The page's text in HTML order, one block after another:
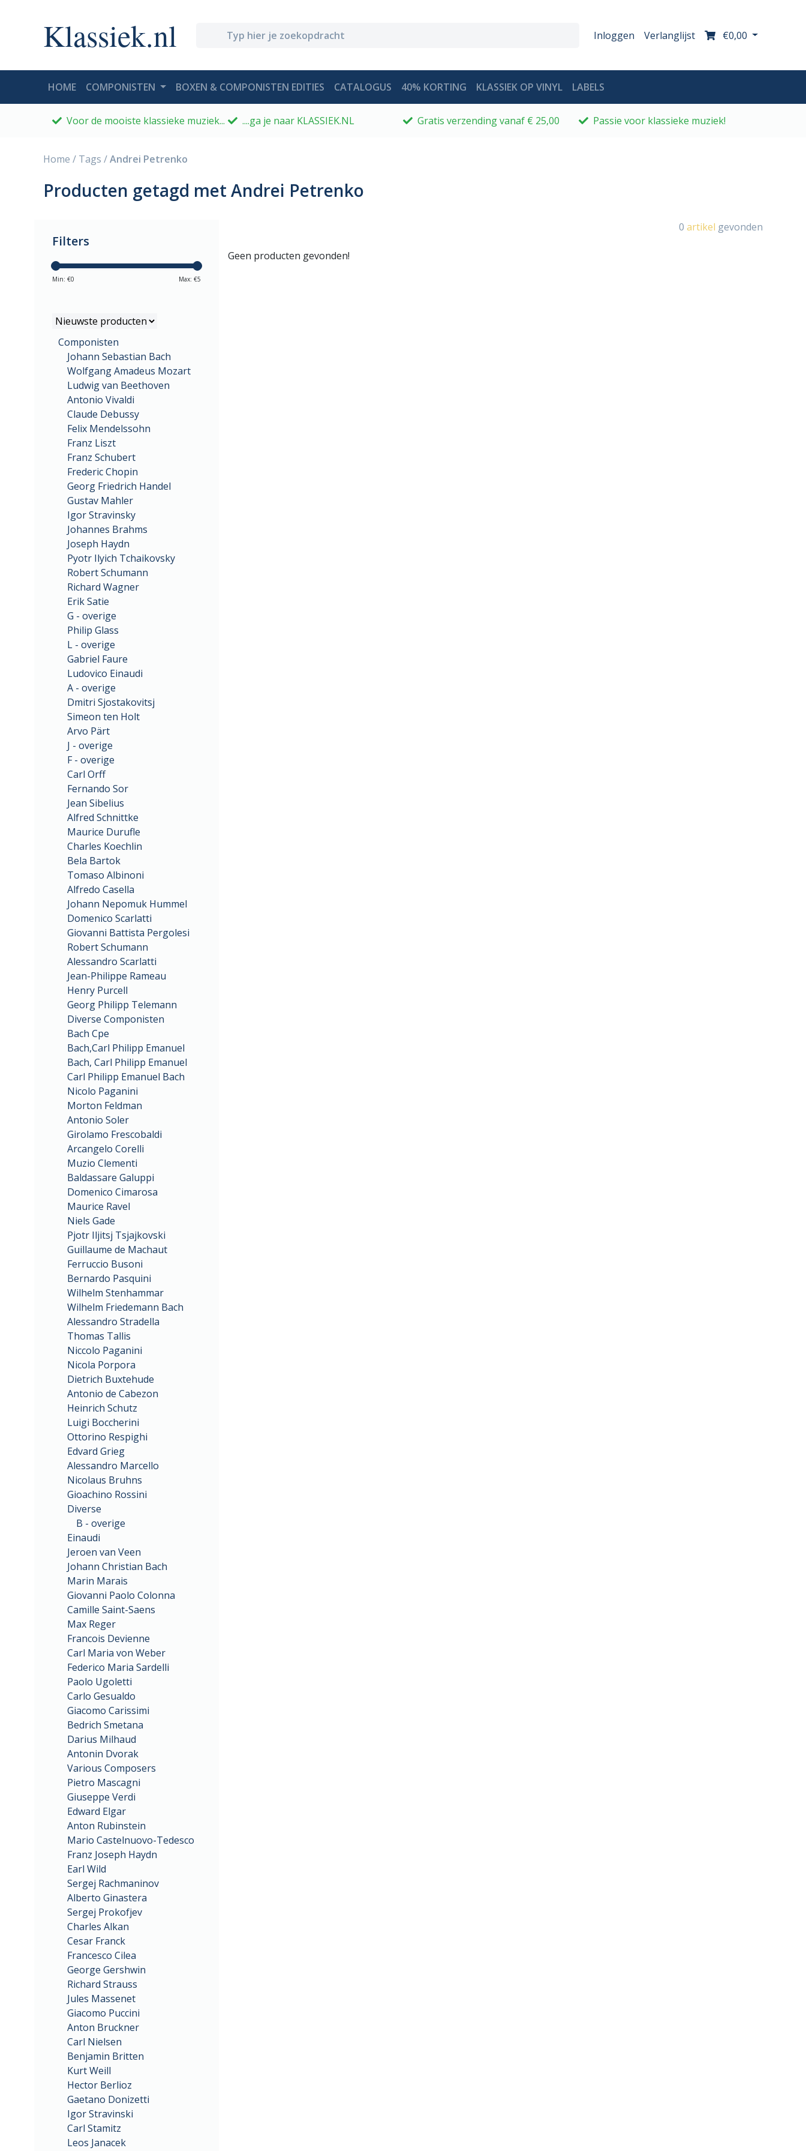
Klassiek.nl Inloggen Verlanglijst €0,00
HOME(CURRENT)
COMPONISTEN BOXEN & COMPONISTEN EDITIES CATALOGUS 40% KORTING KLASSIEK OP VINYL LABELS
Voor de mooiste klassieke muziek... ....ga je naar KLASSIEK.NL Gratis verzending vanaf € 25,00 Passie voor klassieke muziek!
Home / Tags /Andrei Petrenko
Producten getagd met Andrei Petrenko
Filters
Min: €0 Max: €5
Componisten
Johann Sebastian Bach
Wolfgang Amadeus Mozart
Ludwig van Beethoven
Antonio Vivaldi
Claude Debussy
Felix Mendelssohn
Franz Liszt
Franz Schubert
Frederic Chopin
Georg Friedrich Handel
Gustav Mahler
Igor Stravinsky
Johannes Brahms
Joseph Haydn
Pyotr Ilyich Tchaikovsky
Robert Schumann
Richard Wagner
Erik Satie
G - overige
Philip Glass
L - overige
Gabriel Faure
Ludovico Einaudi
A - overige
Dmitri Sjostakovitsj
Simeon ten Holt
Arvo Pärt
J - overige
F - overige
Carl Orff
Fernando Sor
Jean Sibelius
Alfred Schnittke
Maurice Durufle
Charles Koechlin
Bela Bartok
Tomaso Albinoni
Alfredo Casella
Johann Nepomuk Hummel
Domenico Scarlatti
Giovanni Battista Pergolesi
Robert Schumann
Alessandro Scarlatti
Jean-Philippe Rameau
Henry Purcell
Georg Philipp Telemann
Diverse Componisten
Bach Cpe
Bach,Carl Philipp Emanuel
Bach, Carl Philipp Emanuel
Carl Philipp Emanuel Bach
Nicolo Paganini
Morton Feldman
Antonio Soler
Girolamo Frescobaldi
Arcangelo Corelli
Muzio Clementi
Baldassare Galuppi
Domenico Cimarosa
Maurice Ravel
Niels Gade
Pjotr Iljitsj Tsjajkovski
Guillaume de Machaut
Ferruccio Busoni
Bernardo Pasquini
Wilhelm Stenhammar
Wilhelm Friedemann Bach
Alessandro Stradella
Thomas Tallis
Niccolo Paganini
Nicola Porpora
Dietrich Buxtehude
Antonio de Cabezon
Heinrich Schutz
Luigi Boccherini
Ottorino Respighi
Edvard Grieg
Alessandro Marcello
Nicolaus Bruhns
Gioachino Rossini
Diverse
B - overige
Einaudi
Jeroen van Veen
Johann Christian Bach
Marin Marais
Giovanni Paolo Colonna
Camille Saint-Saens
Max Reger
Francois Devienne
Carl Maria von Weber
Federico Maria Sardelli
Paolo Ugoletti
Carlo Gesualdo
Giacomo Carissimi
Bedrich Smetana
Darius Milhaud
Antonin Dvorak
Various Composers
Pietro Mascagni
Giuseppe Verdi
Edward Elgar
Anton Rubinstein
Mario Castelnuovo-Tedesco
Franz Joseph Haydn
Earl Wild
Sergej Rachmaninov
Alberto Ginastera
Sergej Prokofjev
Charles Alkan
Cesar Franck
Francesco Cilea
George Gershwin
Richard Strauss
Jules Massenet
Giacomo Puccini
Anton Bruckner
Carl Nielsen
Benjamin Britten
Kurt Weill
Hector Berlioz
Gaetano Donizetti
Igor Stravinski
Carl Stamitz
Leos Janacek
0 artikel gevonden
Geen producten gevonden!